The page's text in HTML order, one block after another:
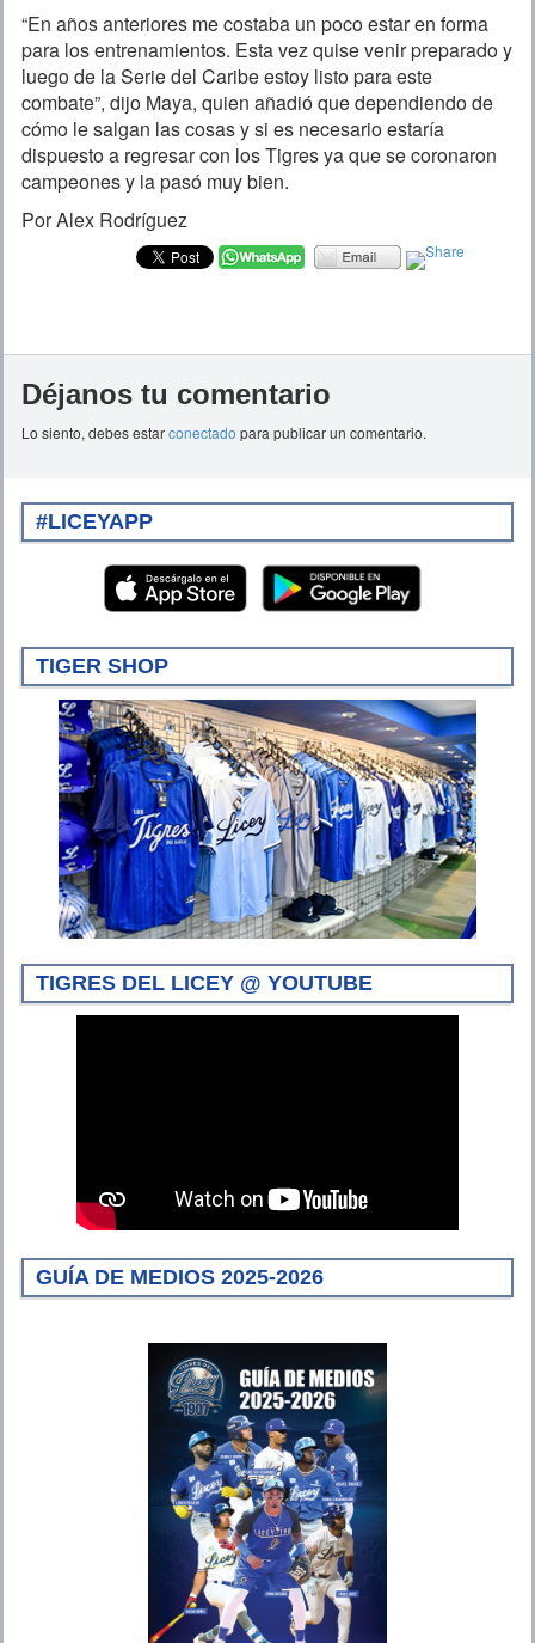
“En años anteriores me costaba un poco estar en forma
para los entrenamientos. Esta vez quise venir preparado y
luego de la Serie del Caribe estoy listo para este
combate”, dijo Maya, quien añadió que dependiendo de
cómo le salgan las cosas y si es necesario estaría
dispuesto a regresar con los Tigres ya que se coronaron
campeones y la pasó muy bien.
Por Alex Rodríguez
Déjanos tu comentario
Lo siento, debes estarconectado para publicar un comentario.
#LICEYAPP
TIGER SHOP
TIGRES DEL LICEY @ YOUTUBE
GUÍA DE MEDIOS 2025-2026